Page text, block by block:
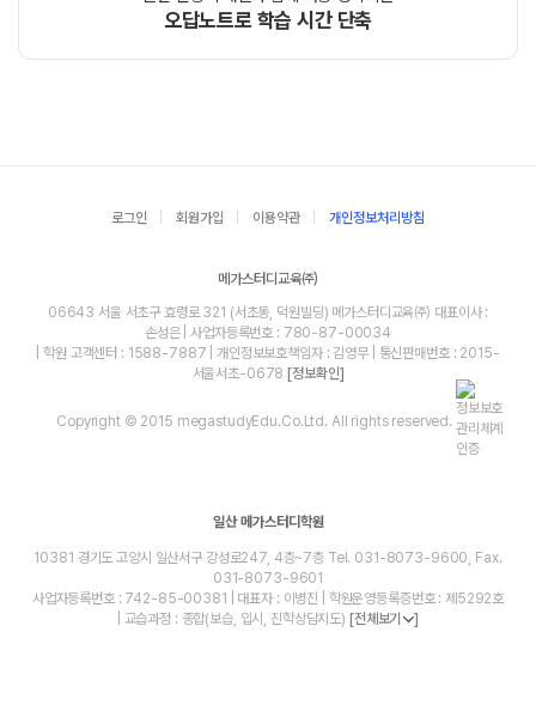
오답노트로 학습 시간 단축
로그인 회원가입 이용약관 개인정보처리방침
메가스터디교육㈜
06643 서울 서초구 효령로 321 (서초동, 덕원빌딩) 메가스터디교육㈜ 대표이사 :
손성은 | 사업자등록번호 : 780-87-00034
| 학원 고객센터 : 1588-7887 | 개인정보보호책임자 : 김영무 | 통신판매번호 : 2015-
서울서초-0678 [정보확인]
Copyright © 2015 megastudyEdu.Co.Ltd. All rights reserved.
일산 메가스터디학원
10381 경기도 고양시 일산서구 강성로247, 4층~7층 Tel. 031-8073-9600, Fax.
031-8073-9601
사업자등록번호 : 742-85-00381 | 대표자 : 이병진 | 학원운영등록증번호 : 제5292호
| 교습과정 : 종합(보습, 입시, 진학상담지도) [전체보기 ]